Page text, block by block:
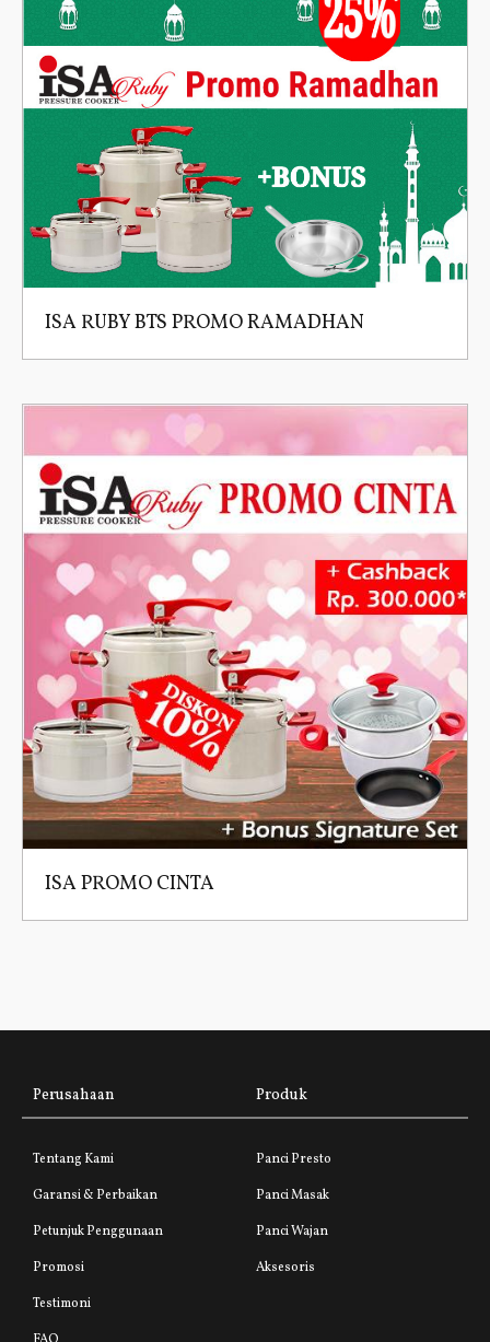
ISA RUBY BTS PROMO RAMADHAN
ISA PROMO CINTA
Perusahaan
Tentang Kami
Garansi & Perbaikan
Petunjuk Penggunaan
Promosi
Testimoni
Produk
Panci Presto
Panci Masak
Panci Wajan
Aksesoris